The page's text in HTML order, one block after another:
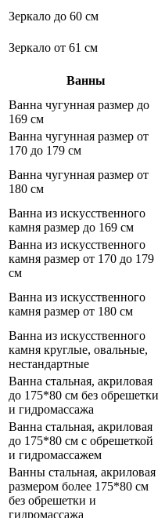
Зеркало до 60 см
Зеркало от 61 см
Ванны
Ванна чугунная размер до
169 см
Ванна чугунная размер от
170 до 179 см
Ванна чугунная размер от
180 см
Ванна из искусственного
камня размер до 169 см
Ванна из искусственного
камня размер от 170 до 179
см
Ванна из искусственного
камня размер от 180 см
Ванна из искусственного
камня круглые, овальные,
нестандартные
Ванна стальная, акриловая
до 175*80 см без обрешетки
и гидромассажа
Ванна стальная, акриловая
до 175*80 см с обрешеткой
и гидромассажем
Ванны стальная, акриловая
размером более 175*80 см
без обрешетки и
гидромассажа